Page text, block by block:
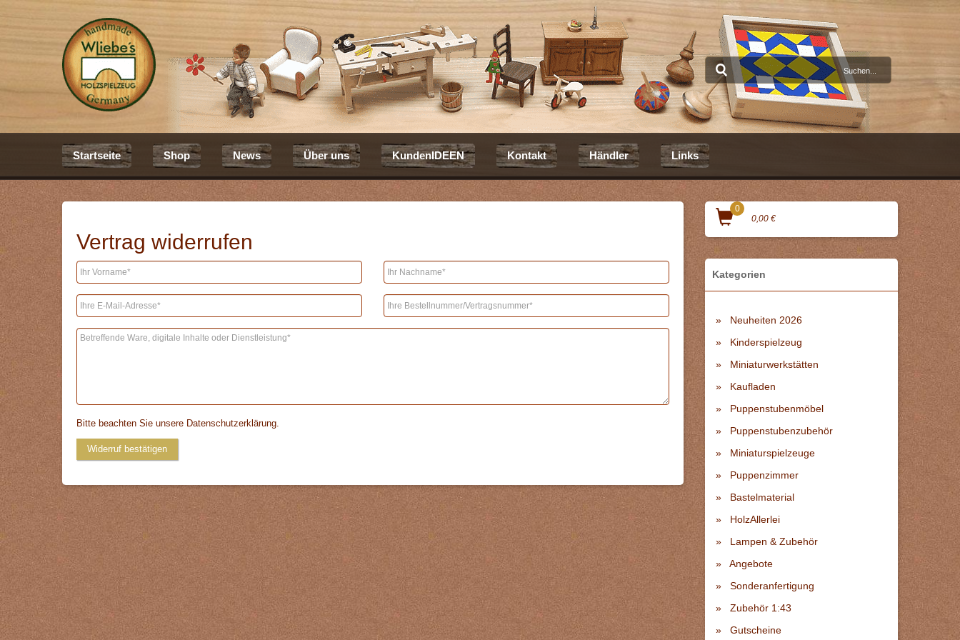
Startseite Shop News Über uns KundenIDEEN Kontakt Händler Links
Vertrag widerrufen
Bitte beachten Sie unsere Datenschutzerklärung.
Widerruf bestätigen
0
0,00 €
Kategorien
Neuheiten 2026
Kinderspielzeug
Miniaturwerkstätten
Kaufladen
Puppenstubenmöbel
Puppenstubenzubehör
Miniaturspielzeuge
Puppenzimmer
Bastelmaterial
HolzAllerlei
Lampen & Zubehör
Angebote
Sonderanfertigung
Zubehör 1:43
Gutscheine